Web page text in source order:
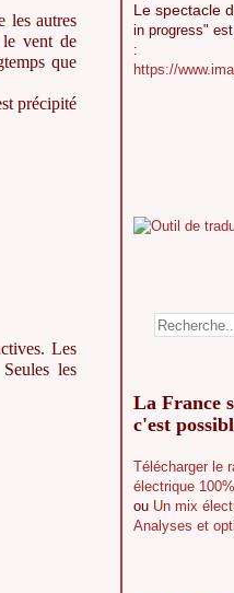
les autres
vent de
que
précipité
Les
les
Le spectacle
in progress"
:
https://
La France
c'est
Télécharger le
électrique
ou Un mix
Analyses et